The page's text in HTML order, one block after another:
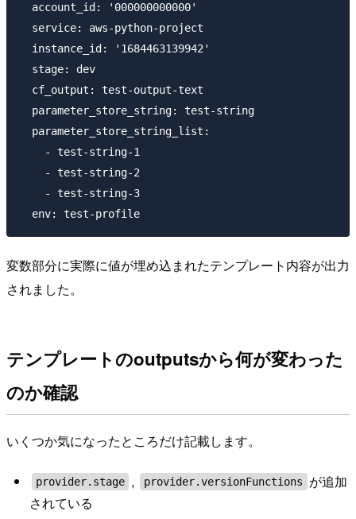
  account_id: '000000000000'
  service: aws-python-project
  instance_id: '1684463139942'
  stage: dev
  cf_output: test-output-text
  parameter_store_string: test-string
  parameter_store_string_list:
    - test-string-1
    - test-string-2
    - test-string-3
変数部分に実際に値が埋め込まれたテンプレート内容が出力
されました。
テンプレートのoutputsから何が変わった
のか確認
いくつか気になったところだけ記載します。
provider.stage , provider.versionFunctions
が追加
されている